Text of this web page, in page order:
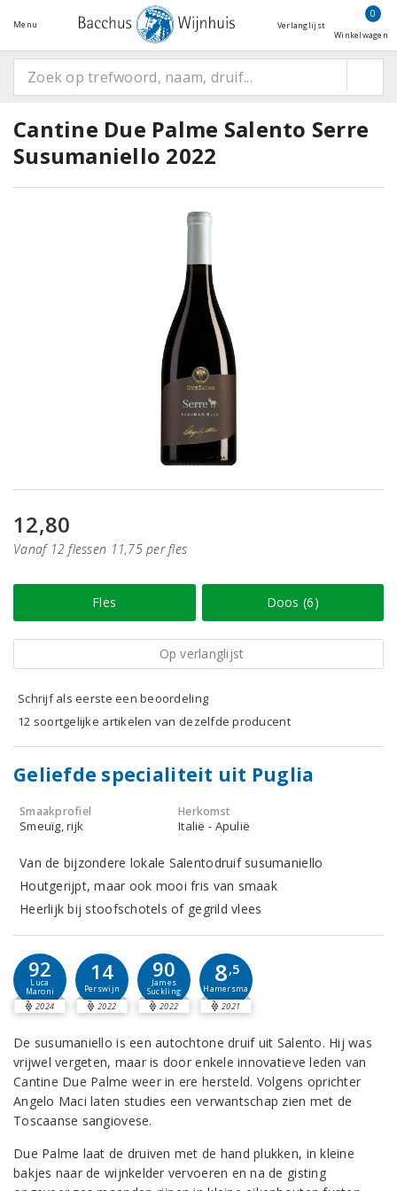
Menu Verlanglijst
0
Winkelwagen
Cantine Due Palme Salento Serre
Susumaniello 2022
12,80
Vanaf 12 flessen 11,75 per fles
Fles Doos (6)
Op verlanglijst
Schrijf als eerste een beoordeling
12 soortgelijke artikelen van dezelfde producent
Geliefde specialiteit uit Puglia
Smaakprofiel
Smeuïg, rijk
Herkomst
Italië - Apulië
Van de bijzondere lokale Salentodruif susumaniello
Houtgerijpt, maar ook mooi fris van smaak
Heerlijk bij stoofschotels of gegrild vlees
92
Luca
Maroni
2024
14
Perswijn
2022
90
James
Suckling
2022
8,5
Hamersma
2021
De susumaniello is een autochtone druif uit Salento. Hij was
vrijwel vergeten, maar is door enkele innovatieve leden van
Cantine Due Palme weer in ere hersteld. Volgens oprichter
Angelo Maci laten studies een verwantschap zien met de
Toscaanse sangiovese.
Due Palme laat de druiven met de hand plukken, in kleine
bakjes naar de wijnkelder vervoeren en na de gisting